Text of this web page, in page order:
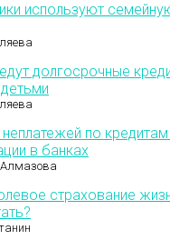
используют
долгосрочные
неплатежей по
в банках
страхование